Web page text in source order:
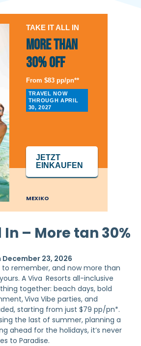
TAKE IT ALL IN
More than
30% Off
From $83 pp/pn**
TRAVEL NOW
THROUGH APRIL
30, 2027
MEXIKO
JETZT
EINKAUFEN
– More tan 30%
23, 2026
remember, and now more than
A Viva Resorts all-inclusive
together: beach days, bold
Viva Vibe parties, and
starting from just $79 pp/pn*.
the last of summer, planning a
ahead for the holidays, it’s never
to Paradise.